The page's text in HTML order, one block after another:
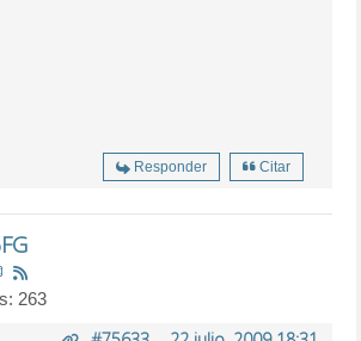
Responder Citar
263